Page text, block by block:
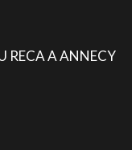
RECA A ANNECY